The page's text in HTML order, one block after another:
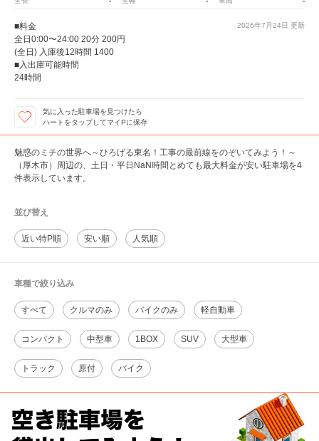
2026年7月24日 更新
■料金
全日0:00〜24:00 20分 200円
(全日) 入庫後12時間 1400
■入出庫可能時間
24時間
気に入った駐車場を見つけたら
ハートをタップしてマイPに保存
魅惑のミチの世界へ～ひろげる東名！工事の最前線をのぞいてみよう！～
（厚木市）周辺の、土日・平日NaN時間とめても最大料金が安い駐車場を4
件表示しています。
並び替え
近い特P順 安い順 人気順
車種で絞り込み
すべて クルマのみ バイクのみ 軽自動車
コンパクト 中型車 1BOX SUV 大型車
トラック 原付 バイク